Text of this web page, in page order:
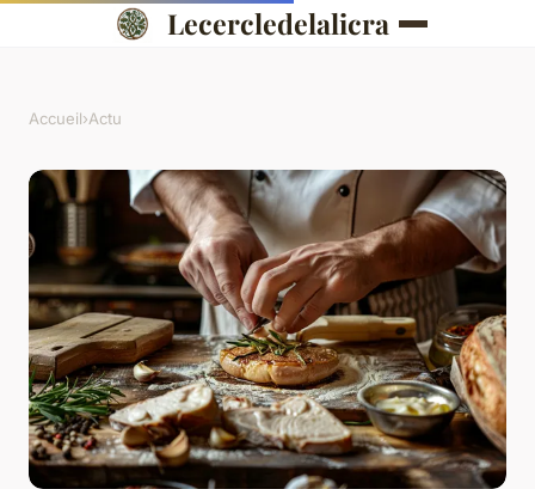
Lecercledelalicra
Accueil›Actu